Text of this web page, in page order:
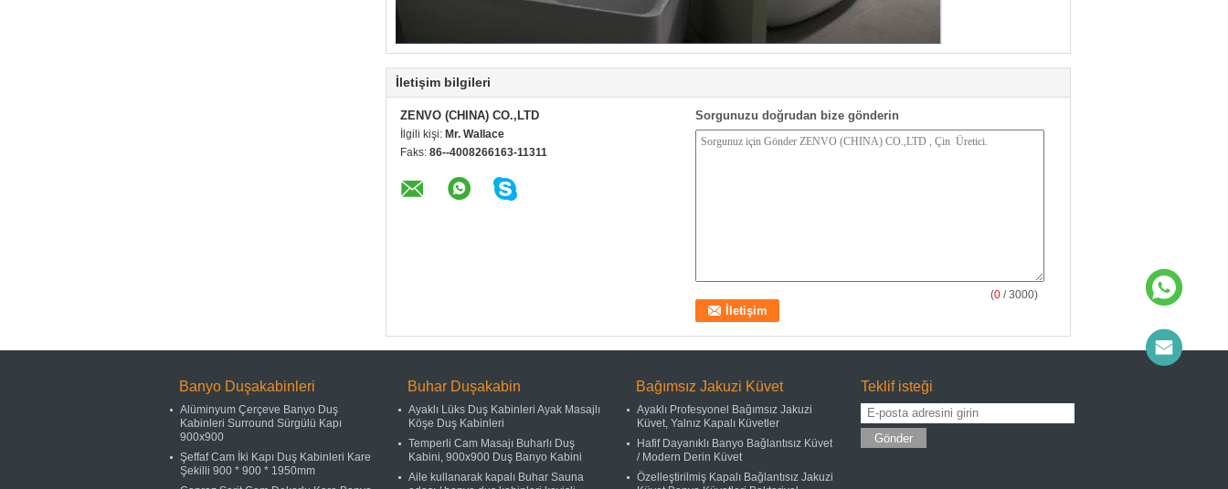
İletişim bilgileri
ZENVO (CHINA) CO.,LTD
İlgili kişi: Mr. Wallace
Faks: 86--4008266163-11311
Sorgunuzu doğrudan bize gönderin
(0 / 3000)
Banyo Duşakabinleri
Alüminyum Çerçeve Banyo Duş
Kabinleri Surround Sürgülü Kapı
900x900
Şeffaf Cam İki Kapı Duş Kabinleri Kare
Şekilli 900 * 900 * 1950mm
Buhar Duşakabin
Ayaklı Lüks Duş Kabinleri Ayak Masajlı
Köşe Duş Kabinleri
Temperli Cam Masajı Buharlı Duş
Kabini, 900x900 Duş Banyo Kabini
Aile kullanarak kapalı Buhar Sauna
Bağımsız Jakuzi Küvet
Ayaklı Profesyonel Bağımsız Jakuzi
Küvet, Yalnız Kapalı Küvetler
Hafif Dayanıklı Banyo Bağlantısız Küvet
/ Modern Derin Küvet
Özelleştirilmiş Kapalı Bağlantısız Jakuzi
Teklif isteği
Gönder